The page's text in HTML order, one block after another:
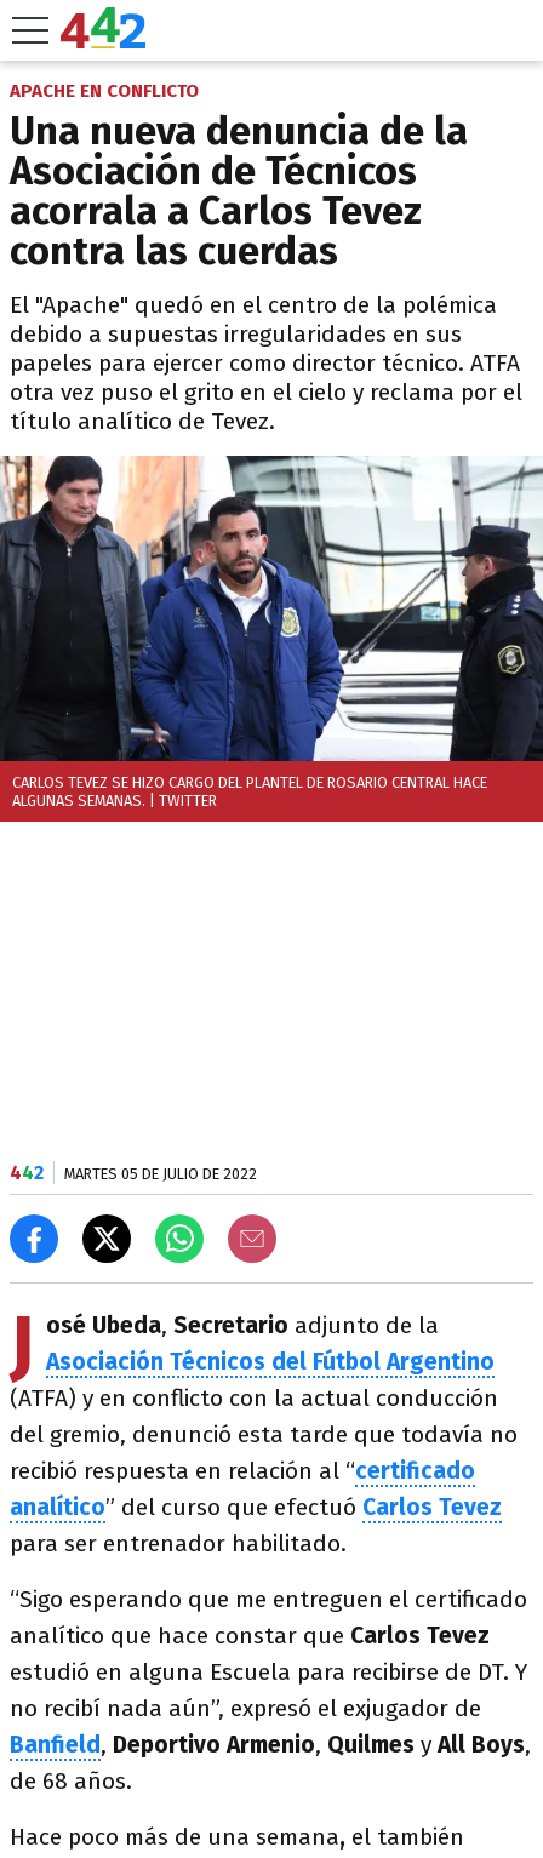
APACHE EN CONFLICTO
Una nueva denuncia de la
Asociación de Técnicos
acorrala a Carlos Tevez
contra las cuerdas
El "Apache" quedó en el centro de la polémica
debido a supuestas irregularidades en sus
papeles para ejercer como director técnico. ATFA
otra vez puso el grito en el cielo y reclama por el
título analítico de Tevez.
CARLOS TEVEZ SE HIZO CARGO DEL PLANTEL DE ROSARIO CENTRAL HACE
ALGUNAS SEMANAS. | TWITTER
442 MARTES 05 DE JULIO DE 2022
J osé Ubeda, Secretario adjunto de la
Asociación Técnicos del Fútbol Argentino
(ATFA) y en conflicto con la actual conducción
del gremio, denunció esta tarde que todavía no
recibió respuesta en relación al “certificado
analítico” del curso que efectuó Carlos Tevez
para ser entrenador habilitado.
“Sigo esperando que me entreguen el certificado
analítico que hace constar que Carlos Tevez
estudió en alguna Escuela para recibirse de DT. Y
no recibí nada aún”, expresó el exjugador de
Banfield, Deportivo Armenio, Quilmes yAll Boys,
de 68 años.
Hace poco más de una semana, el también